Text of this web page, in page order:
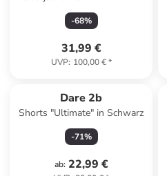
-68%
31,99 €
UVP: 100,00 €*
Dare 2b
Shorts "Ultimate" in Schwarz
-71%
ab: 22,99 €